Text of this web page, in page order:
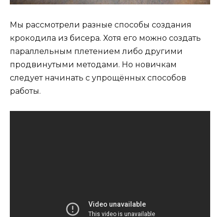
Мы рассмотрели разные способы создания
крокодила из бисера. Хотя его можно создать
параллельным плетением либо другими
продвинутыми методами. Но новичкам
следует начинать с упрощённых способов
работы.